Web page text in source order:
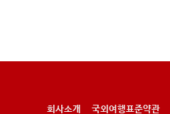
회사소개 국외여행표준약관